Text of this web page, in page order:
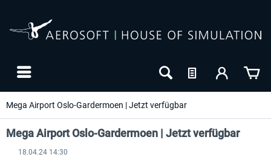
Mega Airport Oslo-Gardermoen | Jetzt verfügbar
Mega Airport Oslo-Gardermoen | Jetzt verfügbar
18.04.24 14:30